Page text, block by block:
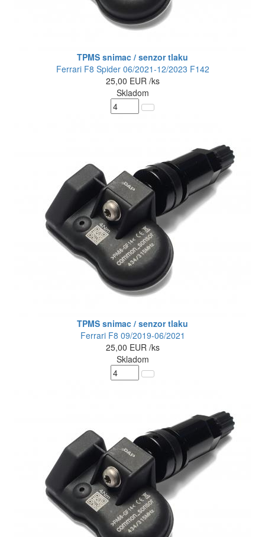
TPMS snimac / senzor tlaku
Ferrari F8 Spider 06/2021-12/2023 F142
25,00 EUR /ks
Skladom
TPMS snimac / senzor tlaku
Ferrari F8 09/2019-06/2021
25,00 EUR /ks
Skladom